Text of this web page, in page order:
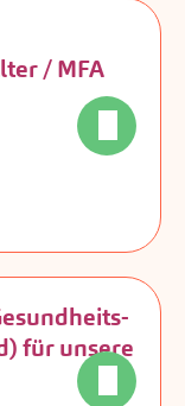
/ MFA
für unsere